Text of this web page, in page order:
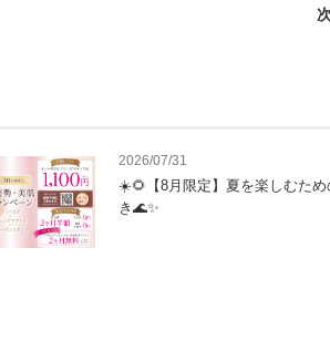
2026/07/31
☀️🌻【8月限定】夏を楽しむため
き🌊✨